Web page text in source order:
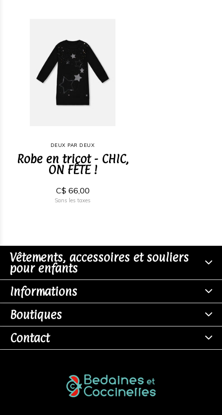
DEUX PAR DEUX
Robe en tricot - CHIC,
ON FÊTE !
C$ 66,00
Sans les taxes
Vêtements, accessoires et souliers
pour enfants
Informations
Boutiques
Contact